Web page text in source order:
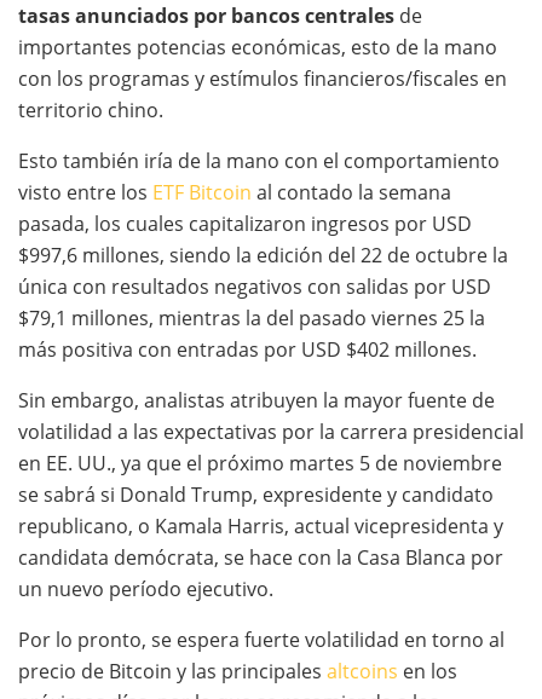
tasas anunciados por bancos centrales de
importantes potencias económicas, esto de la mano
con los programas y estímulos financieros/fiscales en
territorio chino.
Esto también iría de la mano con el comportamiento
visto entre los ETF Bitcoin al contado la semana
pasada, los cuales capitalizaron ingresos por USD
$997,6 millones, siendo la edición del 22 de octubre la
única con resultados negativos con salidas por USD
$79,1 millones, mientras la del pasado viernes 25 la
más positiva con entradas por USD $402 millones.
Sin embargo, analistas atribuyen la mayor fuente de
volatilidad a las expectativas por la carrera presidencial
en EE. UU., ya que el próximo martes 5 de noviembre
se sabrá si Donald Trump, expresidente y candidato
republicano, o Kamala Harris, actual vicepresidenta y
candidata demócrata, se hace con la Casa Blanca por
un nuevo período ejecutivo.
Por lo pronto, se espera fuerte volatilidad en torno al
precio de Bitcoin y las principales altcoins en los